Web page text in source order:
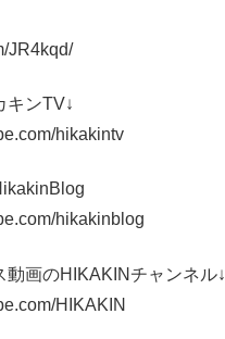
JR4kqd/
ンTV↓
hikakintv
hikakinblog
画のHIKAKINチャンネル↓
HIKAKIN